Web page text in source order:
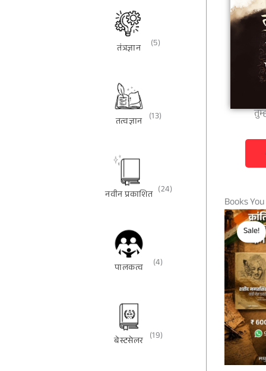
तंत्रज्ञान (5)
तत्वज्ञान (13)
नवीन प्रकाशित (24)
पालकत्व (4)
बेस्टसेलर (19)
Books
Sale!